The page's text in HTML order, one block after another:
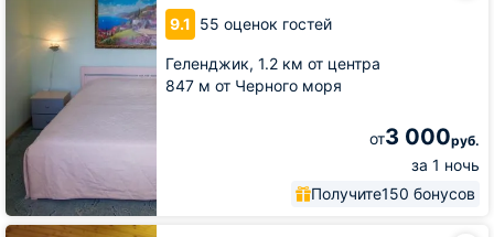
9.1 55 оценок гостей
Геленджик, 1.2 км от центра
847 м от Черного моря
от3 000руб.
за 1 ночь
Получите150 бонусов
Гостевой